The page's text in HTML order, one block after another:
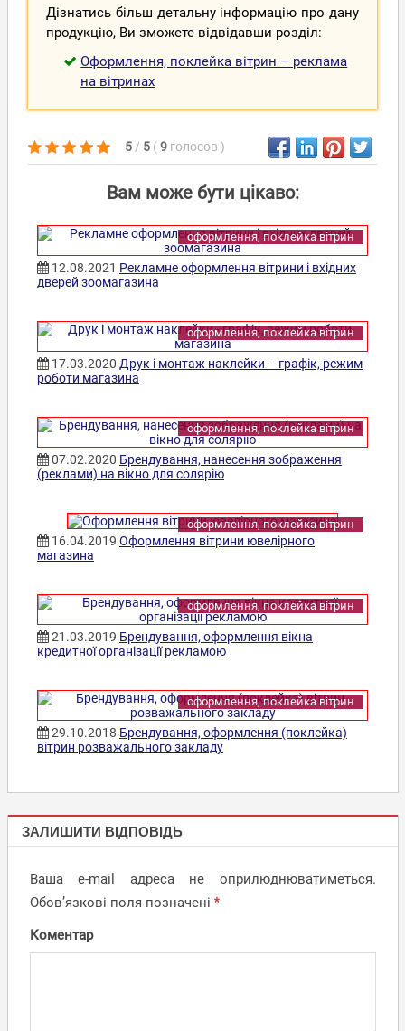
Дізнатись більш детальну інформацію про дану
продукцію, Ви зможете відвідавши розділ:
Оформлення, поклейка вітрин – реклама
на вітринах
5 / 5 (9 голосов )
Вам може бути цікаво:
оформлення, поклейка вітрин
12.08.2021 Рекламне оформлення вітрини і вхідних
дверей зоомагазина
оформлення, поклейка вітрин
17.03.2020 Друк і монтаж наклейки – графік, режим
роботи магазина
оформлення, поклейка вітрин
07.02.2020 Брендування, нанесення зображення
(реклами) на вікно для солярію
оформлення, поклейка вітрин
16.04.2019 Оформлення вітрини ювелірного
магазина
оформлення, поклейка вітрин
21.03.2019 Брендування, оформлення вікна
кредитної організації рекламою
оформлення, поклейка вітрин
29.10.2018 Брендування, оформлення (поклейка)
вітрин розважального закладу
ОФОРМЛЕННЯ,
ПОКЛЕЙКА
ЗАЛИШИТИ ВІДПОВІДЬ
Ваша e-mail адреса не оприлюднюватиметься.
Обов’язкові поля позначені *
Коментар